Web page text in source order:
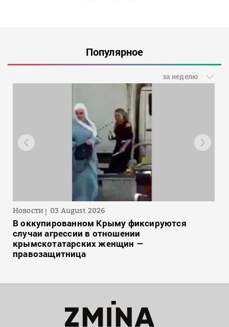
Популярное
за неделю
Новости 03 August 2026
В оккупированном Крыму фиксируются
случаи агрессии в отношении
крымскотатарских женщин —
правозащитница